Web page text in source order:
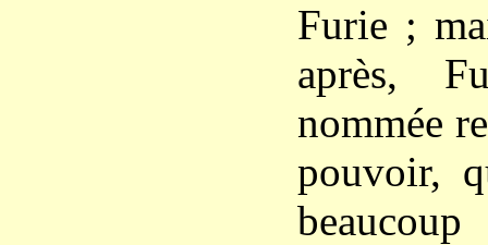
Furie ;
après,
nommée
pouvoir,